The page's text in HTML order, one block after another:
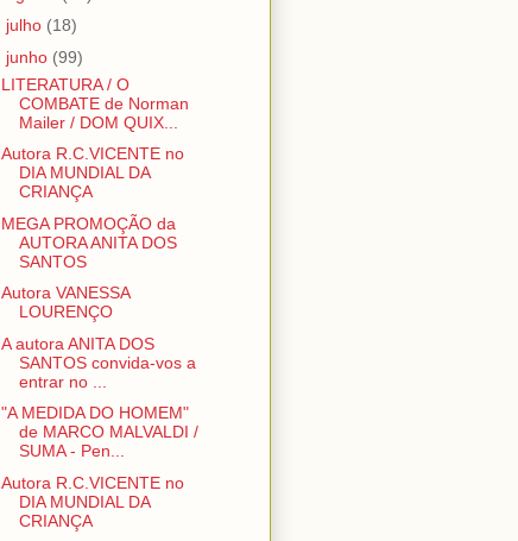
julho (18)
junho (99)
LITERATURA / O
COMBATE de Norman
Mailer / DOM QUIX...
Autora R.C.VICENTE no
DIA MUNDIAL DA
CRIANÇA
MEGA PROMOÇÃO da
AUTORA ANITA DOS
SANTOS
Autora VANESSA
LOURENÇO
A autora ANITA DOS
SANTOS convida-vos a
entrar no ...
"A MEDIDA DO HOMEM"
de MARCO MALVALDI /
SUMA - Pen...
Autora R.C.VICENTE no
DIA MUNDIAL DA
CRIANÇA